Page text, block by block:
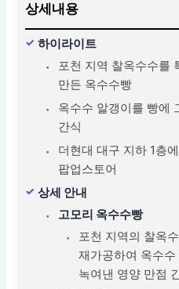
상세내용
하이라이트
포천 지역 찰옥수수를
만든 옥수수빵
옥수수 알갱이를 빵에
간식
더현대 대구 지하 1층
팝업스토어
상세 안내
고모리 옥수수빵
포천 지역의 찰옥
재가공하여 옥수
녹여낸 영양 만점